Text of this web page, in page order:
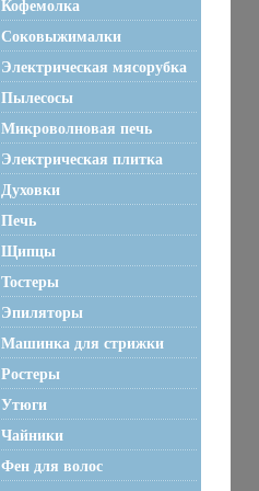
Кофемолка
Соковыжималки
Электрическая мясорубка
Пылесосы
Микроволновая печь
Электрическая плитка
Духовки
Печь
Щипцы
Тостеры
Эпиляторы
Машинка для стрижки
Ростеры
Утюги
Чайники
Фен для волос